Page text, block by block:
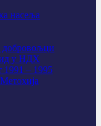
насеља
добровољци
у НДХ
1991 – 1995